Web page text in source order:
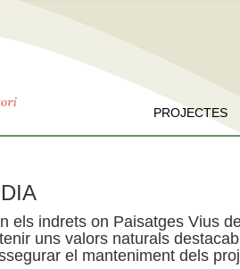
PROJECTES
els indrets on Paisatges Vius
uns valors naturals
el manteniment dels